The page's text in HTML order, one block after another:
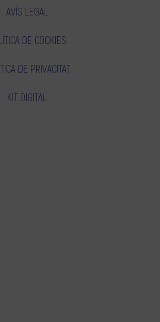
AVÍS LEGAL
DE COOKIES
DE PRIVACITAT
KIT DIGITAL